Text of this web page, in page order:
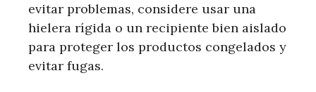
evitar problemas, considere usar una
hielera rígida o un recipiente bien aislado
para proteger los productos congelados y
evitar fugas.